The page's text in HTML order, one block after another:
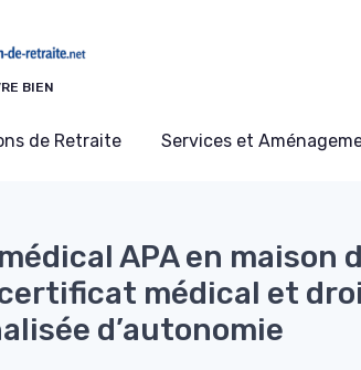
BIEN
de Retraite Services et
APA en maison
médical et
d’autonomie